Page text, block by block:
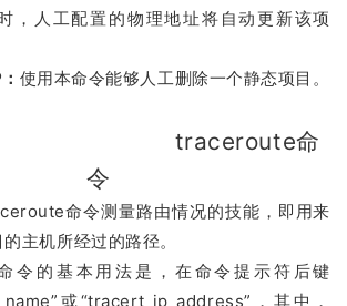
，人工配置的物理地址将自动更新该项
使用本命令能够人工删除一个静态项目。
令
命令测量路由情况的技能，即用来
主机所经过的路径。
的基本用法是，在命令提示符后键
或“tracert ip_address”，其中，